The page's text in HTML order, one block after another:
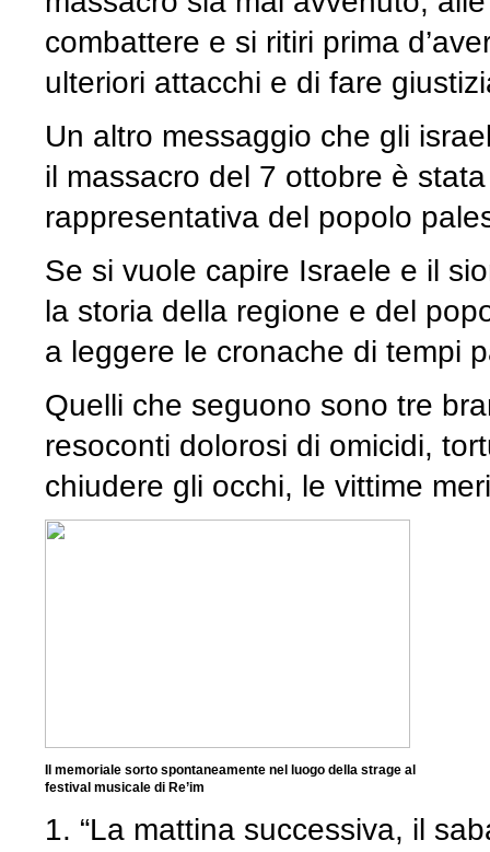
combattere e si ritiri prima
ulteriori attacchi e di fare
Un altro messaggio che gli
il massacro del 7 ottobre è
rappresentativa del popolo
Se si vuole capire Israele e il
la storia della regione e del
a leggere le cronache di tempi
Quelli che seguono sono tre
resoconti dolorosi di omicidi,
chiudere gli occhi, le vittime
Il memoriale sorto spontaneamente nel luogo della strage al
festival musicale di Re’im
1. “La mattina successiva, il